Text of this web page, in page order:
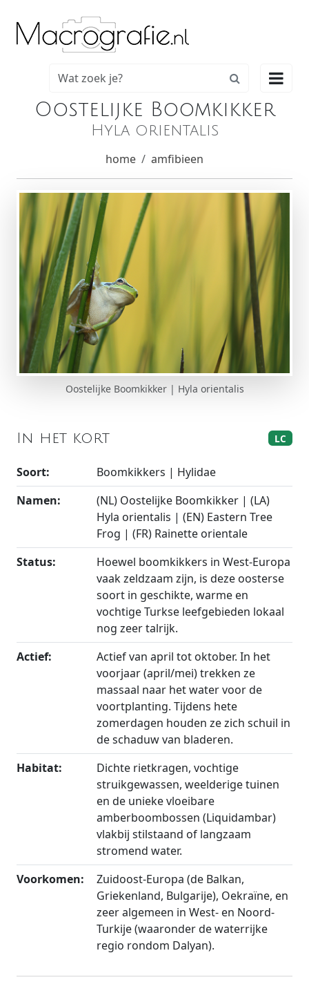

Oostelijke Boomkikker
Hyla orientalis
home amfibieen
Oostelijke Boomkikker | Hyla orientalis
In het kort LC
Soort:
Boomkikkers | Hylidae
Namen:
(NL) Oostelijke Boomkikker | (LA)
Hyla orientalis | (EN) Eastern Tree
Frog | (FR) Rainette orientale
Status:
Hoewel boomkikkers in West-Europa
vaak zeldzaam zijn, is deze oosterse
soort in geschikte, warme en
vochtige Turkse leefgebieden lokaal
nog zeer talrijk.
Actief:
Actief van april tot oktober. In het
voorjaar (april/mei) trekken ze
massaal naar het water voor de
voortplanting. Tijdens hete
zomerdagen houden ze zich schuil in
de schaduw van bladeren.
Habitat:
Dichte rietkragen, vochtige
struikgewassen, weelderige tuinen
en de unieke vloeibare
amberboombossen (Liquidambar)
vlakbij stilstaand of langzaam
stromend water.
Voorkomen:
Zuidoost-Europa (de Balkan,
Griekenland, Bulgarije), Oekraïne, en
zeer algemeen in West- en Noord-
Turkije (waaronder de waterrijke
regio rondom Dalyan).